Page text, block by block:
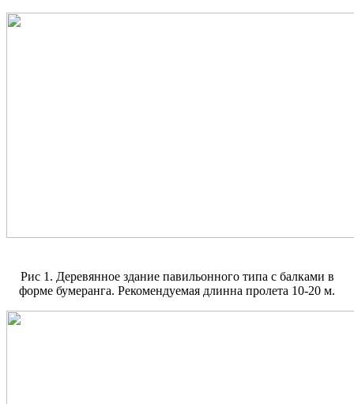
Рис 1. Деревянное здание павильонного типа с балками в
форме бумеранга. Рекомендуемая длинна пролета 10-20 м.